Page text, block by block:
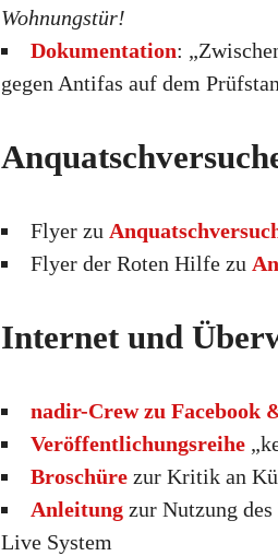
Wohnungstür!
Dokumentation:
gegen Antifas auf dem
Flyer zu
Flyer der Roten Hilfe zu
Internet und
nadir-Crew zu Facebook
Veröffentlichungsreihe
Broschüre zur Kritik an
Anleitung zur Nutzung
Live System